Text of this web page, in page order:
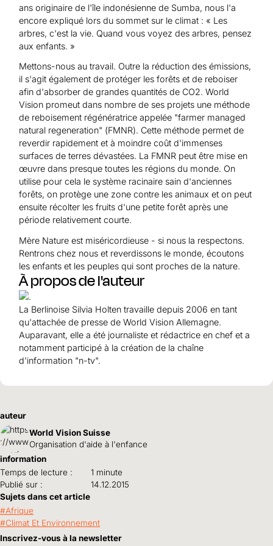
ans originaire de l'île indonésienne de Sumba, nous l'a
encore expliqué lors du sommet sur le climat : « Les
arbres, c'est la vie. Quand vous voyez des arbres, pensez
aux enfants. »
Mettons-nous au travail. Outre la réduction des émissions,
il s'agit également de protéger les forêts et de reboiser
afin d'absorber de grandes quantités de CO2. World
Vision promeut dans nombre de ses projets une méthode
de reboisement régénératrice appelée "farmer managed
natural regeneration" (FMNR). Cette méthode permet de
reverdir rapidement et à moindre coût d'immenses
surfaces de terres dévastées. La FMNR peut être mise en
œuvre dans presque toutes les régions du monde. On
utilise pour cela le système racinaire sain d'anciennes
forêts, on protège une zone contre les animaux et on peut
ensuite récolter les fruits d'une petite forêt après une
période relativement courte.
Mère Nature est miséricordieuse - si nous la respectons.
Rentrons chez nous et reverdissons le monde, écoutons
les enfants et les peuples qui sont proches de la nature.
À propos de l'auteur
La Berlinoise Silvia Holten travaille depuis 2006 en tant
qu'attachée de presse de World Vision Allemagne.
Auparavant, elle a été journaliste et rédactrice en chef et a
notamment participé à la création de la chaîne
d'information "n-tv".
auteur
World Vision Suisse
Organisation d'aide à l'enfance
information
Temps de lecture :
1 minute
Publié sur :
14.12.2015
Sujets dans cet article
Afrique
Climat Et Environnement
Inscrivez-vous à la newsletter